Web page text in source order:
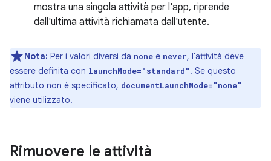
mostra una singola attività per l'app, riprende
dall'ultima attività richiamata dall'utente.
Nota: Per i valori diversi da none e never, l'attività deve
essere definita con launchMode="standard". Se questo
attributo non è specificato, documentLaunchMode="none"
viene utilizzato.
Rimuovere le attività